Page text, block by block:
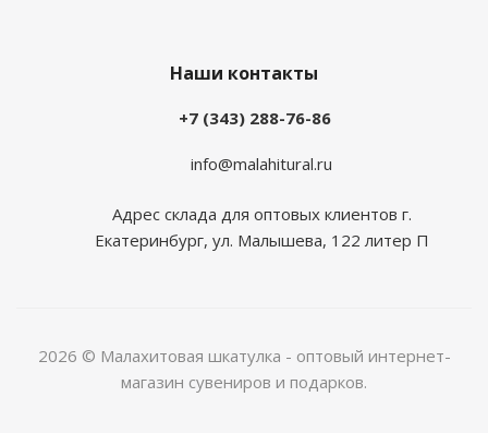
Наши контакты
+7 (343) 288-76-86
info@malahitural.ru
Адрес склада для оптовых клиентов г.
Екатеринбург, ул. Малышева, 122 литер П
2026 © Малахитовая шкатулка - оптовый интернет-
магазин сувениров и подарков.